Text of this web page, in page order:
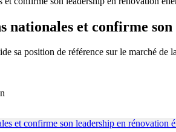
nationales et confirme
sa position de référence sur le marché de